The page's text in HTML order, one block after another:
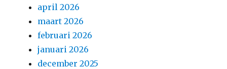
april 2026
maart 2026
februari 2026
januari 2026
december 2025